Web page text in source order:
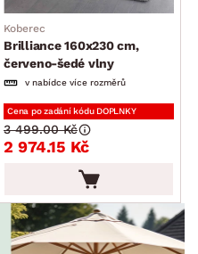
Koberec
Brilliance 160x230 cm,
červeno-šedé vlny
v nabídce více rozměrů
Cena po zadání kódu DOPLNKY
2 974.15 Kč
3 499.00 Kč